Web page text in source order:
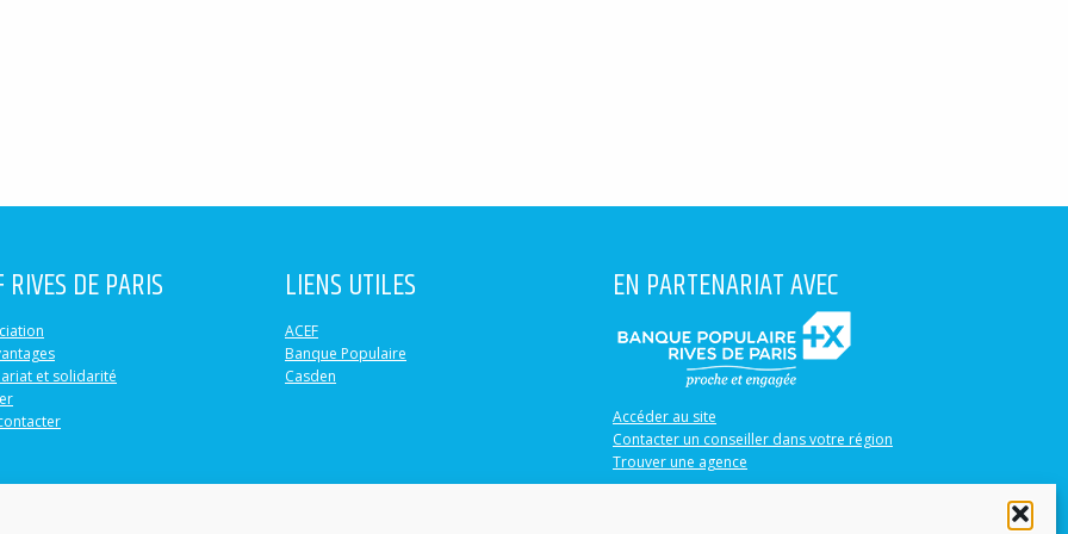
RIVES DE PARIS
et solidarité
LIENS UTILES
ACEF
Banque Populaire
Casden
EN PARTENARIAT AVEC
Accéder au site
Contacter un conseiller dans votre région
Trouver une agence